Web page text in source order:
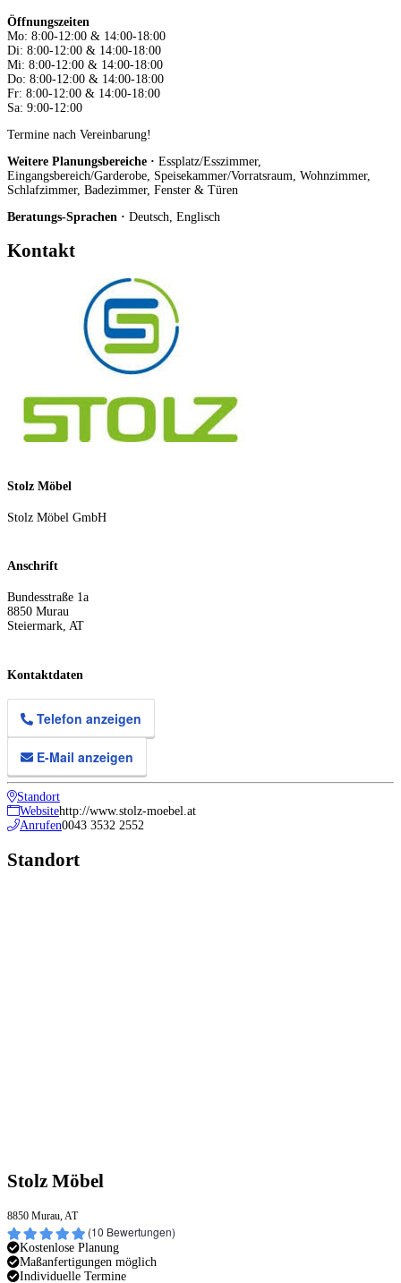
Öffnungszeiten
Mo: 8:00-12:00 & 14:00-18:00
Di: 8:00-12:00 & 14:00-18:00
Mi: 8:00-12:00 & 14:00-18:00
Do: 8:00-12:00 & 14:00-18:00
Fr: 8:00-12:00 & 14:00-18:00
Sa: 9:00-12:00
Termine nach Vereinbarung!
Weitere Planungsbereiche · Essplatz/Esszimmer,
Eingangsbereich/Garderobe, Speisekammer/Vorratsraum, Wohnzimmer,
Schlafzimmer, Badezimmer, Fenster & Türen
Beratungs-Sprachen · Deutsch, Englisch
Kontakt
Stolz Möbel
Stolz Möbel GmbH
Anschrift
Bundesstraße 1a
8850 Murau
Steiermark AT
Kontaktdaten
Telefon anzeigen
E-Mail anzeigen
Standort
Websitehttp://www.stolz-moebel.at
Anrufen0043 3532 2552
Standort
Stolz Möbel
8850 Murau, AT
(10 Bewertungen)
Kostenlose Planung
Maßanfertigungen möglich
Individuelle Termine